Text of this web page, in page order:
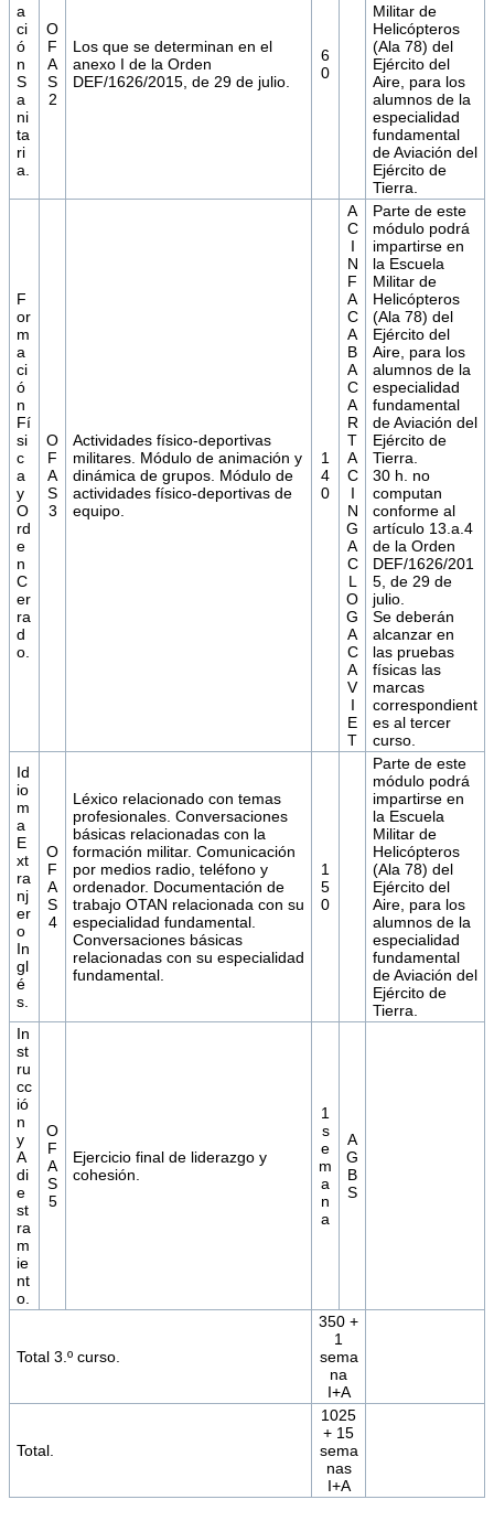
a
ci
ó
n
S
a
ni
ta
ri
a.
O
F
A
S
2
Los que se determinan en el
anexo I de la Orden
DEF/1626/2015, de 29 de julio.
6
0
Militar de
Helicópteros
(Ala 78) del
Ejército del
Aire, para los
alumnos de la
especialidad
fundamental
de Aviación del
Ejército de
Tierra.
F
or
m
a
ci
ó
n
Fí
si
c
a
y
O
rd
e
n
C
er
ra
d
o.
O
F
A
S
3
Actividades físico-deportivas
militares. Módulo de animación y
dinámica de grupos. Módulo de
actividades físico-deportivas de
equipo.
1
4
0
A
C
I
N
F
A
C
A
B
A
C
A
R
T
A
C
I
N
G
A
C
L
O
G
A
C
A
V
I
E
T
Parte de este
módulo podrá
impartirse en
la Escuela
Militar de
Helicópteros
(Ala 78) del
Ejército del
Aire, para los
alumnos de la
especialidad
fundamental
de Aviación del
Ejército de
Tierra.
30 h. no
computan
conforme al
artículo 13.a.4
de la Orden
DEF/1626/201
5, de 29 de
julio.
Se deberán
alcanzar en
las pruebas
físicas las
marcas
correspondient
es al tercer
curso.
Id
io
m
a
E
xt
ra
nj
er
o
In
gl
é
s.
O
F
A
S
4
Léxico relacionado con temas
profesionales. Conversaciones
básicas relacionadas con la
formación militar. Comunicación
por medios radio, teléfono y
ordenador. Documentación de
trabajo OTAN relacionada con su
especialidad fundamental.
Conversaciones básicas
relacionadas con su especialidad
fundamental.
1
5
0
Parte de este
módulo podrá
impartirse en
la Escuela
Militar de
Helicópteros
(Ala 78) del
Ejército del
Aire, para los
alumnos de la
especialidad
fundamental
de Aviación del
Ejército de
Tierra.
In
st
ru
cc
ió
n
y
A
di
e
st
ra
m
ie
nt
o.
O
F
A
S
5
Ejercicio final de liderazgo y
cohesión.
1
s
e
m
a
n
a
A
G
B
S
Total 3.º curso.
350 +
1
sema
na
I+A
Total.
1025
+ 15
sema
nas
I+A